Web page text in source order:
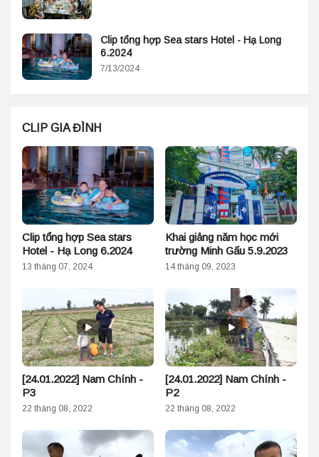
Clip tổng hợp Sea stars Hotel - Hạ Long
6.2024
7/13/2024
CLIP GIA ĐÌNH
Clip tổng hợp Sea stars
Hotel - Hạ Long 6.2024
13 tháng 07, 2024
Khai giảng năm học mới
trường Minh Gấu 5.9.2023
14 tháng 09, 2023
[24.01.2022] Nam Chính -
P3
22 tháng 08, 2022
[24.01.2022] Nam Chính -
P2
22 tháng 08, 2022